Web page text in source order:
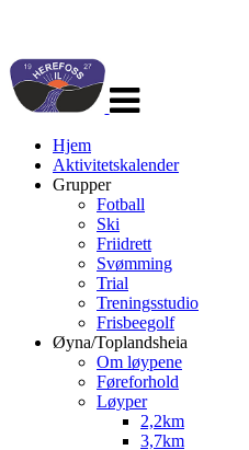
navigasjon
Hjem
Aktivitetskalender
Grupper
Fotball
Ski
Friidrett
Svømming
Trial
Treningsstudio
Frisbeegolf
Øyna/Toplandsheia
Om løypene
Føreforhold
Løyper
2,2km
3,7km